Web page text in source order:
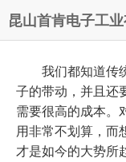
昆山首肯电子工
我们都知道传统
子的带动，并且还
需要很高的成本。
用非常不划算，而
才是如今的大势所